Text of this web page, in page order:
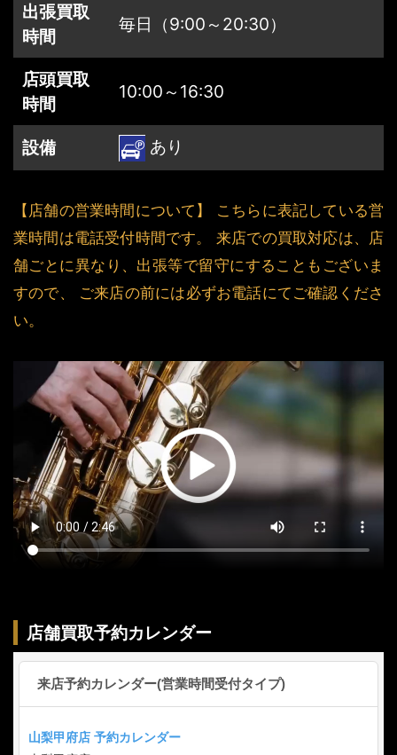
出張買取
時間
毎日（9:00～20:30）
店頭買取
時間
10:00～16:30
設備 あり
【店舗の営業時間について】 こちらに表記している営
業時間は電話受付時間です。 来店での買取対応は、店
舗ごとに異なり、出張等で留守にすることもございま
すので、 ご来店の前には必ずお電話にてご確認くださ
い。
店舗買取予約カレンダー